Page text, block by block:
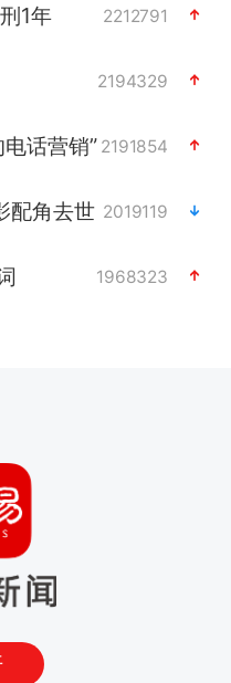
1年 2212791
2194329
话营销” 2191854
配角去世 2019119
1968323